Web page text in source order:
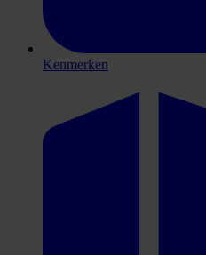
Kenmerken